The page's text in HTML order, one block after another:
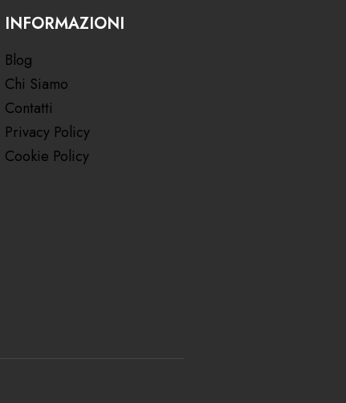
INFORMAZIONI
Blog
Chi Siamo
Contatti
Privacy Policy
Cookie Policy